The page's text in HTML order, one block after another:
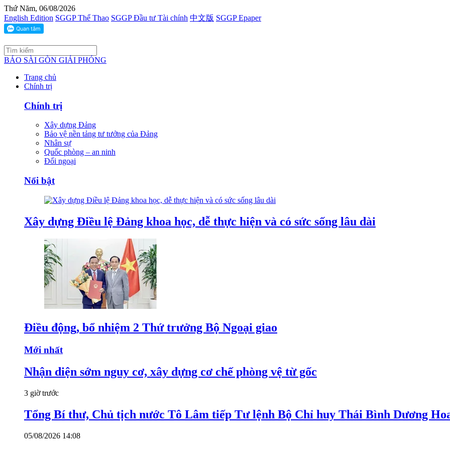
Thứ Năm, 06/08/2026
English Edition SGGP Thể Thao SGGP Đầu tư Tài chính 中文版 SGGP Epaper
BÁO SÀI GÒN GIẢI PHÓNG
Trang chủ
Chính trị
Chính trị
Xây dựng Đảng
Bảo vệ nền tảng tư tưởng của Đảng
Nhân sự
Quốc phòng – an ninh
Đối ngoại
Nổi bật
Xây dựng Điều lệ Đảng khoa học, dễ thực hiện và có sức sống lâu dài
Điều động, bổ nhiệm 2 Thứ trưởng Bộ Ngoại giao
Mới nhất
Nhận diện sớm nguy cơ, xây dựng cơ chế phòng vệ từ gốc
3 giờ trước
Tổng Bí thư, Chủ tịch nước Tô Lâm tiếp Tư lệnh Bộ Chỉ huy Thái Bình Dương
05/08/2026 14:08